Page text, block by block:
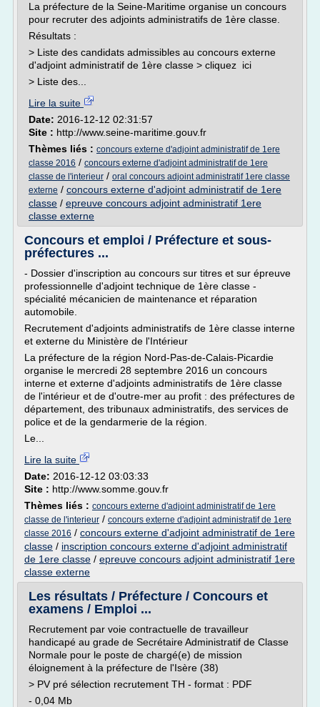
La préfecture de la Seine-Maritime organise un concours
pour recruter des adjoints administratifs de 1ère classe.
Résultats :
> Liste des candidats admissibles au concours externe
d'adjoint administratif de 1ère classe > cliquez ici
> Liste des...
Lire la suite
Date: 2016-12-12 02:31:57
Site : http://www.seine-maritime.gouv.fr
Thèmes liés : concours externe d'adjoint administratif de 1ere
classe 2016 / concours externe d'adjoint administratif de 1ere
classe de l'interieur / oral concours adjoint administratif 1ere classe
externe / concours externe d'adjoint administratif de 1ere
classe / epreuve concours adjoint administratif 1ere
classe externe
Concours et emploi / Préfecture et sous-
préfectures ...
- Dossier d'inscription au concours sur titres et sur épreuve
professionnelle d'adjoint technique de 1ère classe -
spécialité mécanicien de maintenance et réparation
automobile.
Recrutement d'adjoints administratifs de 1ère classe interne
et externe du Ministère de l'Intérieur
La préfecture de la région Nord-Pas-de-Calais-Picardie
organise le mercredi 28 septembre 2016 un concours
interne et externe d'adjoints administratifs de 1ère classe
de l'intérieur et de d'outre-mer au profit : des préfectures de
département, des tribunaux administratifs, des services de
police et de la gendarmerie de la région.
Le...
Lire la suite
Date: 2016-12-12 03:03:33
Site : http://www.somme.gouv.fr
Thèmes liés : concours externe d'adjoint administratif de 1ere
classe de l'interieur / concours externe d'adjoint administratif de 1ere
classe 2016 / concours externe d'adjoint administratif de 1ere
classe / inscription concours externe d'adjoint administratif
de 1ere classe / epreuve concours adjoint administratif 1ere
classe externe
Les résultats / Préfecture / Concours et
examens / Emploi ...
Recrutement par voie contractuelle de travailleur
handicapé au grade de Secrétaire Administratif de Classe
Normale pour le poste de chargé(e) de mission
éloignement à la préfecture de l'Isère (38)
> PV pré sélection recrutement TH - format : PDF
- 0,04 Mb